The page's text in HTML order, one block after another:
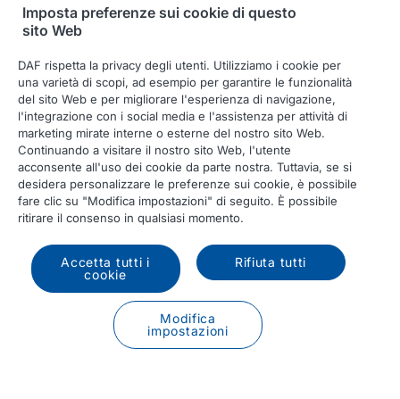
Imposta preferenze sui cookie di questo
sito Web
DAF rispetta la privacy degli utenti. Utilizziamo i cookie per
una varietà di scopi, ad esempio per garantire le funzionalità
del sito Web e per migliorare l'esperienza di navigazione,
l'integrazione con i social media e l'assistenza per attività di
marketing mirate interne o esterne del nostro sito Web.
Continuando a visitare il nostro sito Web, l'utente
acconsente all'uso dei cookie da parte nostra. Tuttavia, se si
desidera personalizzare le preferenze sui cookie, è possibile
fare clic su "Modifica impostazioni" di seguito. È possibile
ritirare il consenso in qualsiasi momento.
Accetta tutti i
cookie
Rifiuta tutti
Modifica
impostazioni